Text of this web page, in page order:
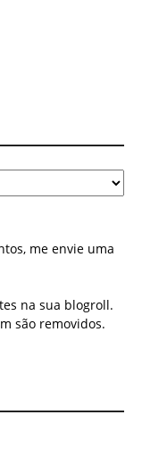
me envie uma
na sua blogroll.
são removidos.